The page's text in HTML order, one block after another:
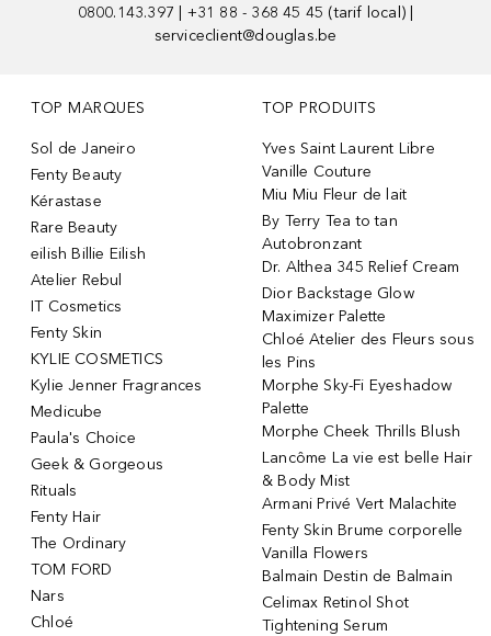
0800.143.397 | +31 88 - 368 45 45 (tarif local) |
serviceclient@douglas.be
TOP MARQUES
Sol de Janeiro
Fenty Beauty
Kérastase
Rare Beauty
eilish Billie Eilish
Atelier Rebul
IT Cosmetics
Fenty Skin
KYLIE COSMETICS
Kylie Jenner Fragrances
Medicube
Paula's Choice
Geek & Gorgeous
Rituals
Fenty Hair
The Ordinary
TOM FORD
Nars
Chloé
TOP PRODUITS
Yves Saint Laurent Libre
Vanille Couture
Miu Miu Fleur de lait
By Terry Tea to tan
Autobronzant
Dr. Althea 345 Relief Cream
Dior Backstage Glow
Maximizer Palette
Chloé Atelier des Fleurs sous
les Pins
Morphe Sky-Fi Eyeshadow
Palette
Morphe Cheek Thrills Blush
Lancôme La vie est belle Hair
& Body Mist
Armani Privé Vert Malachite
Fenty Skin Brume corporelle
Vanilla Flowers
Balmain Destin de Balmain
Celimax Retinol Shot
Tightening Serum